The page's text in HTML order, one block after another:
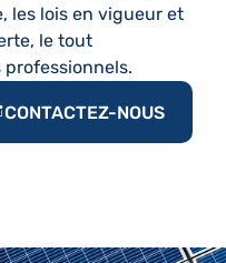
les lois en vigueur et
le tout
CONTACTEZ-NOUS